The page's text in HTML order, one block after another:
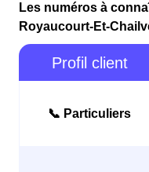
Les numéros à
Royaucourt-Et-
Profil client
📞 Particuliers